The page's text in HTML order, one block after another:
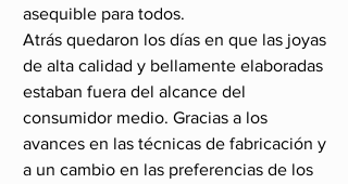
asequible para todos.
Atrás quedaron los días en que las joyas
de alta calidad y bellamente elaboradas
estaban fuera del alcance del
consumidor medio. Gracias a los
avances en las técnicas de fabricación y
a un cambio en las preferencias de los